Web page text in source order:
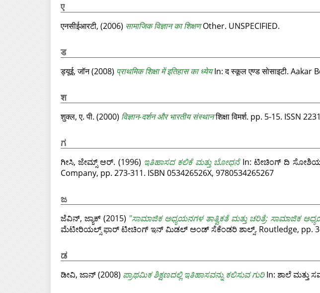
ए
एनसीईआरटी, (2006) सामाजिक विज्ञान का शिक्षणOther. UNSPECIFIED.
ड
ड्यूई, जॉन(2008) प्राथमिक शिक्षा में इतिहास का ध्येयIn: द स्कूल एण्ड सोसाइटी. Aakar
श
शुक्ल, ए. पी. (2000) विज्ञान-दर्शन और भारतीय संस्थानशिक्षा विमर्श. pp. 5-15. ISSN
ಗ
ಗೀಸಿ, ಜೇಮ್ಸ್ ಆರ್. (1996) ಇತಿಹಾಸದ ಕಲಿಕೆ ಮತ್ತು ಬೋಧನೆIn: ಟೀಚಿಂಗ್ ದಿ ಸೋಶಿಯಲ್
Company, pp. 273-311. ISBN 053426526X, 9780534265267
ಜ
ಜೆವಿನ್, ಜ್ಯಾಕ್(2015) "ಸಾಮಾಜಿಕ ಅಧ್ಯಯನಗಳ ತಾತ್ವಿಕತೆ ಮತ್ತು ಚರಿತ್ರೆ: ಸಾಮಾಜಿಕ
ಮೆಟೀರಿಯಲ್ಸ್ ಫಾರ್ ಟೀಚಿಂಗ್ ಇನ್ ಮಿಡಲ್ ಅಂಡ್ ಸೆಕೆಂಡರಿ ಶಾಲ್ಸ್. Routledge, pp. 3-
ಡ
ಡೀವಿ, ಜಾನ್(2008) ಪ್ರಾಥಮಿಕ ಶಿಕ್ಷಣದಲ್ಲಿ ಇತಿಹಾಸವನ್ನು ಕಲಿಸುವ ಗುರಿIn: ಶಾಲೆ ಮತ್ತು